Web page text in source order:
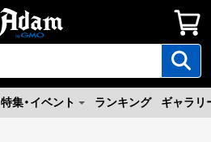
特集・イベント ランキング ギャラリ